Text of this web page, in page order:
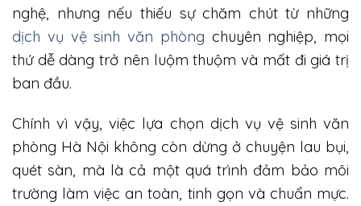
nghệ, nhưng nếu thiếu sự chăm chút từ những
dịch vụ vệ sinh văn phòng chuyên nghiệp, mọi
thứ dễ dàng trở nên luộm thuộm và mất đi giá trị
ban đầu.
Chính vì vậy, việc lựa chọn dịch vụ vệ sinh văn
phòng Hà Nội không còn dừng ở chuyện lau bụi,
quét sàn, mà là cả một quá trình đảm bảo môi
trường làm việc an toàn, tinh gọn và chuẩn mực.